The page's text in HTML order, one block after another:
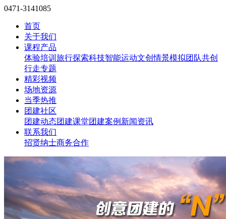
0471-3141085
首页
关于我们
课程产品
体验培训 旅行探索科技智能运动文创情景模拟团队共创
行走专题
精彩视频
场地资源
当季热推
团建社区
团建动态团建课堂团建案例 新闻资讯
联系我们
招贤纳士商务合作